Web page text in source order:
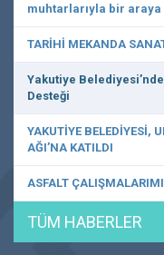
muhtarlarıyla bir araya
TARİHİ MEKANDA
Yakutiye
Desteği
YAKUTİYE BELEDİYESİ,
AĞI’NA KATILDI
ASFALT
TÜM HABERLER